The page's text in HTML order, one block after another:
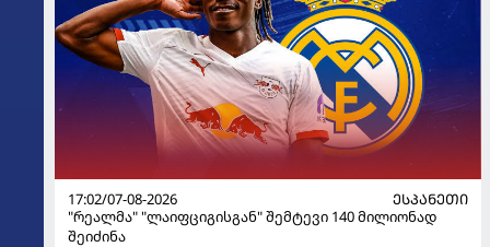
17:02/07-08-2026
ᲔᲡᲞᲐᲜᲔᲗᲘ
"რეალმა" "ლაიფციგისგან" შემტევი 140 მილიონად
შეიძინა